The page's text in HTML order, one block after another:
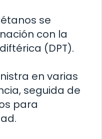
se
con la
(DPT).
en varias
seguida de
para